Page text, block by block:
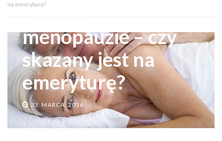
na emeryturę?
Seks po
menopauzie – czy
skazany jest na
emeryturę?
23 MARCA 2016